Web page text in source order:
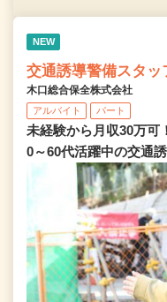
NEW
交通誘導警備スタッ
木口総合保全株式会社
アルバイト パート
未経験から月収30万可
0～60代活躍中の交通